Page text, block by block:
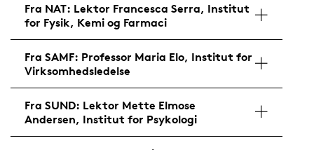
Fra NAT: Lektor Francesca Serra, Institut
for Fysik, Kemi og Farmaci
Fra SAMF: Professor Maria Elo, Institut for
Virksomhedsledelse
Fra SUND: Lektor Mette Elmose
Andersen, Institut for Psykologi